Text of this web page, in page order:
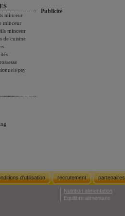
minceur
minceur
minceur
de cuisine
psy
Publicité
d'utilisation recrutement partenaires
Nutrition alimentation
Equilibre alimentaire